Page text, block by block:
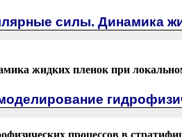
силы. Динамика
жидких пленок при